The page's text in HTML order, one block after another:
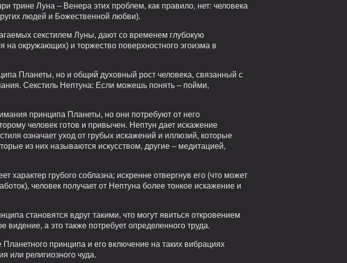
трине Луна – Венера этих проблем, как правило, нет: человека
людей и Божественной любви).
секстилем Луны, дают со временем глубокую
на окружающих) и торжество поверхностного эгоизма в
Планеты, но и общий духовный рост человека, связанный с
Секстиль Нептуна: Если можешь понять – пойми,
принципа Планеты, но они потребуют от него
человек готов и привычен. Нептун дает искажение
означает уход от грубых искажений и иллюзий, которые
из них называются искусством, другие – медитацией,
грубого соблазна; искренне отвергнув его (что может
человек получает от Нептуна более тонкое искажение и
становятся вдруг такими, что могут явиться откровением
видение, а это также потребует определенного труда.
принципа и его включение на таких вибрациях
или религиозного чуда.